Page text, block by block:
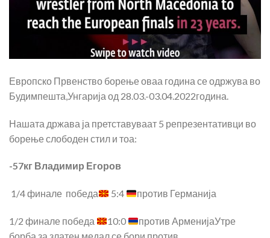
Европско Првенство борење оваа година се одржува во
Будимпешта,Унгарија од 28.03.-03.04.2022година.
Нашата држава ја претставуваат 5 репрезентативци во
борење слободен стил и тоа:
-57кг Владимир Егоров
1/4 финале победа 5:4 против Германија
1/2 финале победа 10:0
против АрменијаУтре